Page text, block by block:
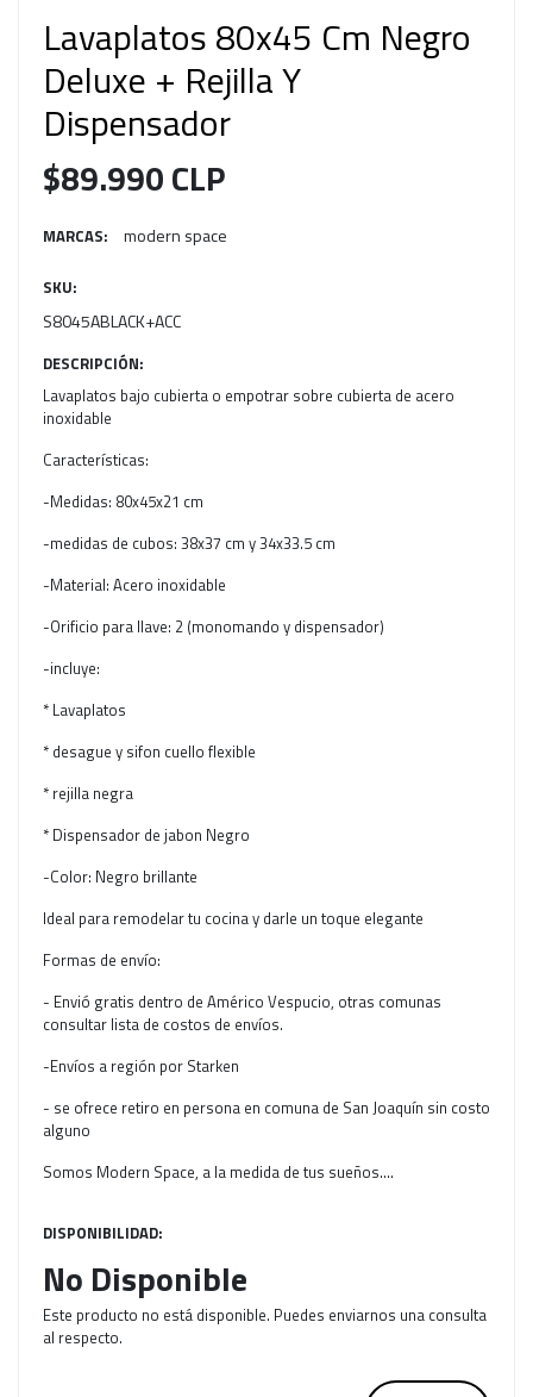
Lavaplatos 80x45 Cm Negro
Deluxe + Rejilla Y
Dispensador
$89.990 CLP
MARCAS: modern space
SKU:
S8045ABLACK+ACC
DESCRIPCIÓN:
Lavaplatos bajo cubierta o empotrar sobre cubierta de acero
inoxidable
Características:
-Medidas: 80x45x21 cm
-medidas de cubos: 38x37 cm y 34x33.5 cm
-Material: Acero inoxidable
-Orificio para llave: 2 (monomando y dispensador)
-incluye:
* Lavaplatos
* desague y sifon cuello flexible
* rejilla negra
* Dispensador de jabon Negro
-Color: Negro brillante
Ideal para remodelar tu cocina y darle un toque elegante
Formas de envío:
- Envió gratis dentro de Américo Vespucio, otras comunas
consultar lista de costos de envíos.
-Envíos a región por Starken
- se ofrece retiro en persona en comuna de San Joaquín sin costo
alguno
Somos Modern Space, a la medida de tus sueños....
DISPONIBILIDAD:
No Disponible
Este producto no está disponible. Puedes enviarnos una consulta
al respecto.